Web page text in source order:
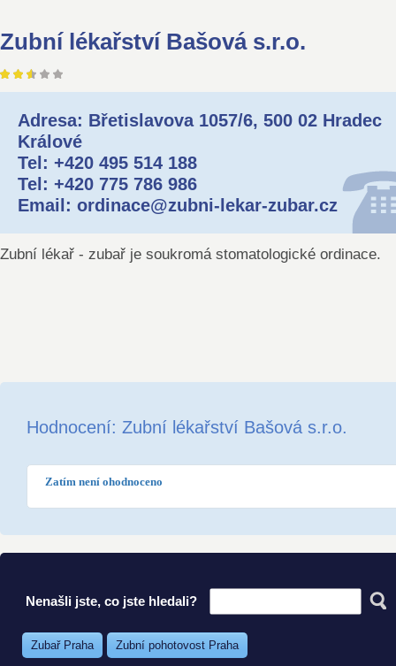
Zubní lékařství Bašová s.r.o.
Adresa: Břetislavova 1057/6, 500 02 Hradec
Králové
Tel: +420 495 514 188
Tel: +420 775 786 986
Email: ordinace@zubni-lekar-zubar.cz
Zubní lékař - zubař je soukromá stomatologické ordinace.
Hodnocení: Zubní lékařství Bašová s.r.o.
Zatím není ohodnoceno
Nenašli jste, co jste hledali?
Zubař Praha Zubní pohotovost Praha